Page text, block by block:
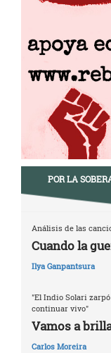
POR LA
Análisis de las
Cuando la
Ilya Ganpantsura
"El Indio Solari
continuar vivo"
Vamos a
Carlos Moreira